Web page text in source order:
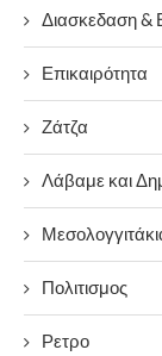
Διασκεδαση &
Επικαιρότητα
Ζάτζα
Λάβαμε και
Πολιτισμος
Ρετρο